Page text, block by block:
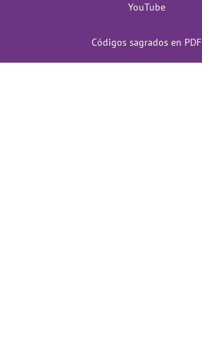
YouTube
Códigos sagrados en PDF